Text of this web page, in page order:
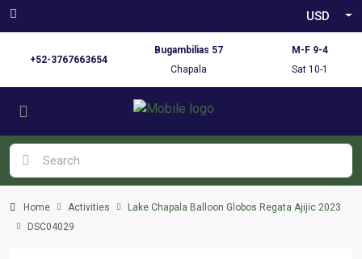
USD
+52-3767663654
Bugambilias 57
Chapala
M-F 9-4
Sat 10-1
Home Activities
Lake Chapala Balloon Globos Regata Ajijic 2023
DSC04029